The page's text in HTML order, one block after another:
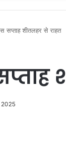
सप्ताह शीतलहर से राहत
2025